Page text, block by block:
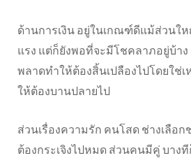
ด้านการเงิน อยู่ในเกณฑ์ดีแม้ส่วนใ
แรง แต่ก็ยังพอที่จะมีโชคลาภอยู่บ้าง
พลาดทำให้ต้องสิ้นเปลืองไปโดยใช่
ให้ต้องบานปลายไป
ส่วนเรื่องความรัก คนโสด ช่างเลือก
ต้องกระเจิงไปหมด ส่วนคนมีคู่ บาง